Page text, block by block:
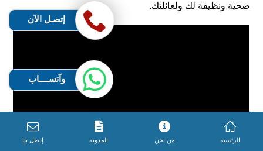
صحية ونظيفة لك ولعائلتك.
الرئسية من نحن المدونة إتصل بنا
إتصـل الآن
وآتســــاب